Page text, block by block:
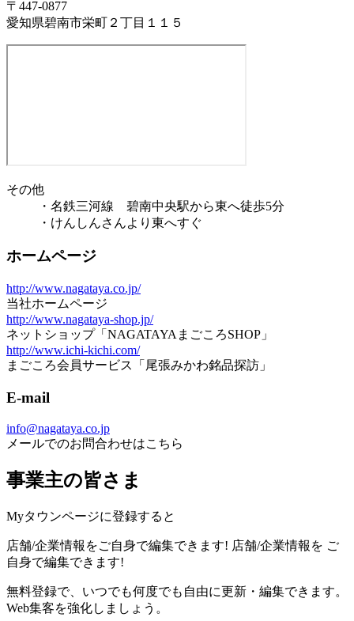
〒447-0877
愛知県碧南市栄町２丁目１１５
その他
・名鉄三河線 碧南中央駅から東へ徒歩5分
・けんしんさんより東へすぐ
ホームページ
http://www.nagataya.co.jp/
当社ホームページ
http://www.nagataya-shop.jp/
ネットショップ「NAGATAYAまごころSHOP」
http://www.ichi-kichi.com/
まごころ会員サービス「尾張みかわ銘品探訪」
E-mail
info@nagataya.co.jp
メールでのお問合わせはこちら
事業主の皆さま
Myタウンページに登録すると
店舗/企業情報をご自身で編集できます! 店舗/企業情報を ご
自身で編集できます!
無料登録で、いつでも何度でも自由に更新・編集できます。
Web集客を強化しましょう。